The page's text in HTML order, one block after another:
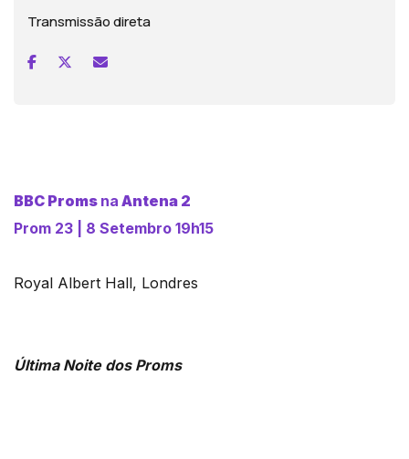
Transmissão direta
BBC Proms na Antena 2
Prom 23 | 8 Setembro 19h15
Royal Albert Hall, Londres
Última Noite dos Proms